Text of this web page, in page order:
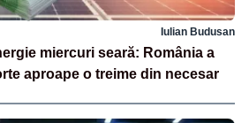
Iulian Budusan
miercuri seară: România a
aproape o treime din necesar